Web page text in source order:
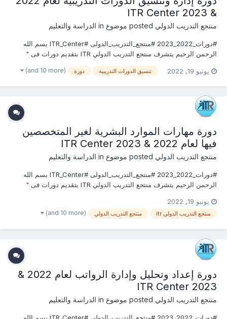
& 2023 ITR Center
منتجع التدريب الدولي الدراسة والتعليم
#دورات_2022_2023 #منتجع_التدريب_الدولى #ITR_Center بسم الله
الرحمن الرحيم يتشرف منتجع التدريب الدولي ITR بتقديم دورات فى "
&2023 يمكنكم التسجيل او الاستفسارعلى الدورة الان ............................ يونيو 19, 2022 تنسيق الدورات التدريبية دورة (and 10 more)
دورة مهارات الموارد البشرية لغير المتخصصين
فيها لعام 2022 & 2023 ITR Center
منتجع التدريب الدولي الدراسة والتعليم
#دورات_2022_2023 #منتجع_التدريب_الدولى #ITR_Center بسم الله
الرحمن الرحيم يتشرف منتجع التدريب الدولي ITR بتقديم دورات فى "
&2023 يمكنكم التسجيل او الاستفسارعلى الدورة الان ............................ يونيو 19, 2022
منتجع التدريب الدولي itr منتجع التدريب الدولي (and 10 more)
دورة إعداد وتحليل وإدارة الرواتب لعام 2022 &
2023 ITR Center
منتجع التدريب الدولي الدراسة والتعليم
#دورات_2022_2023 #منتجع_التدريب_الدولى #ITR_Center بسم الله